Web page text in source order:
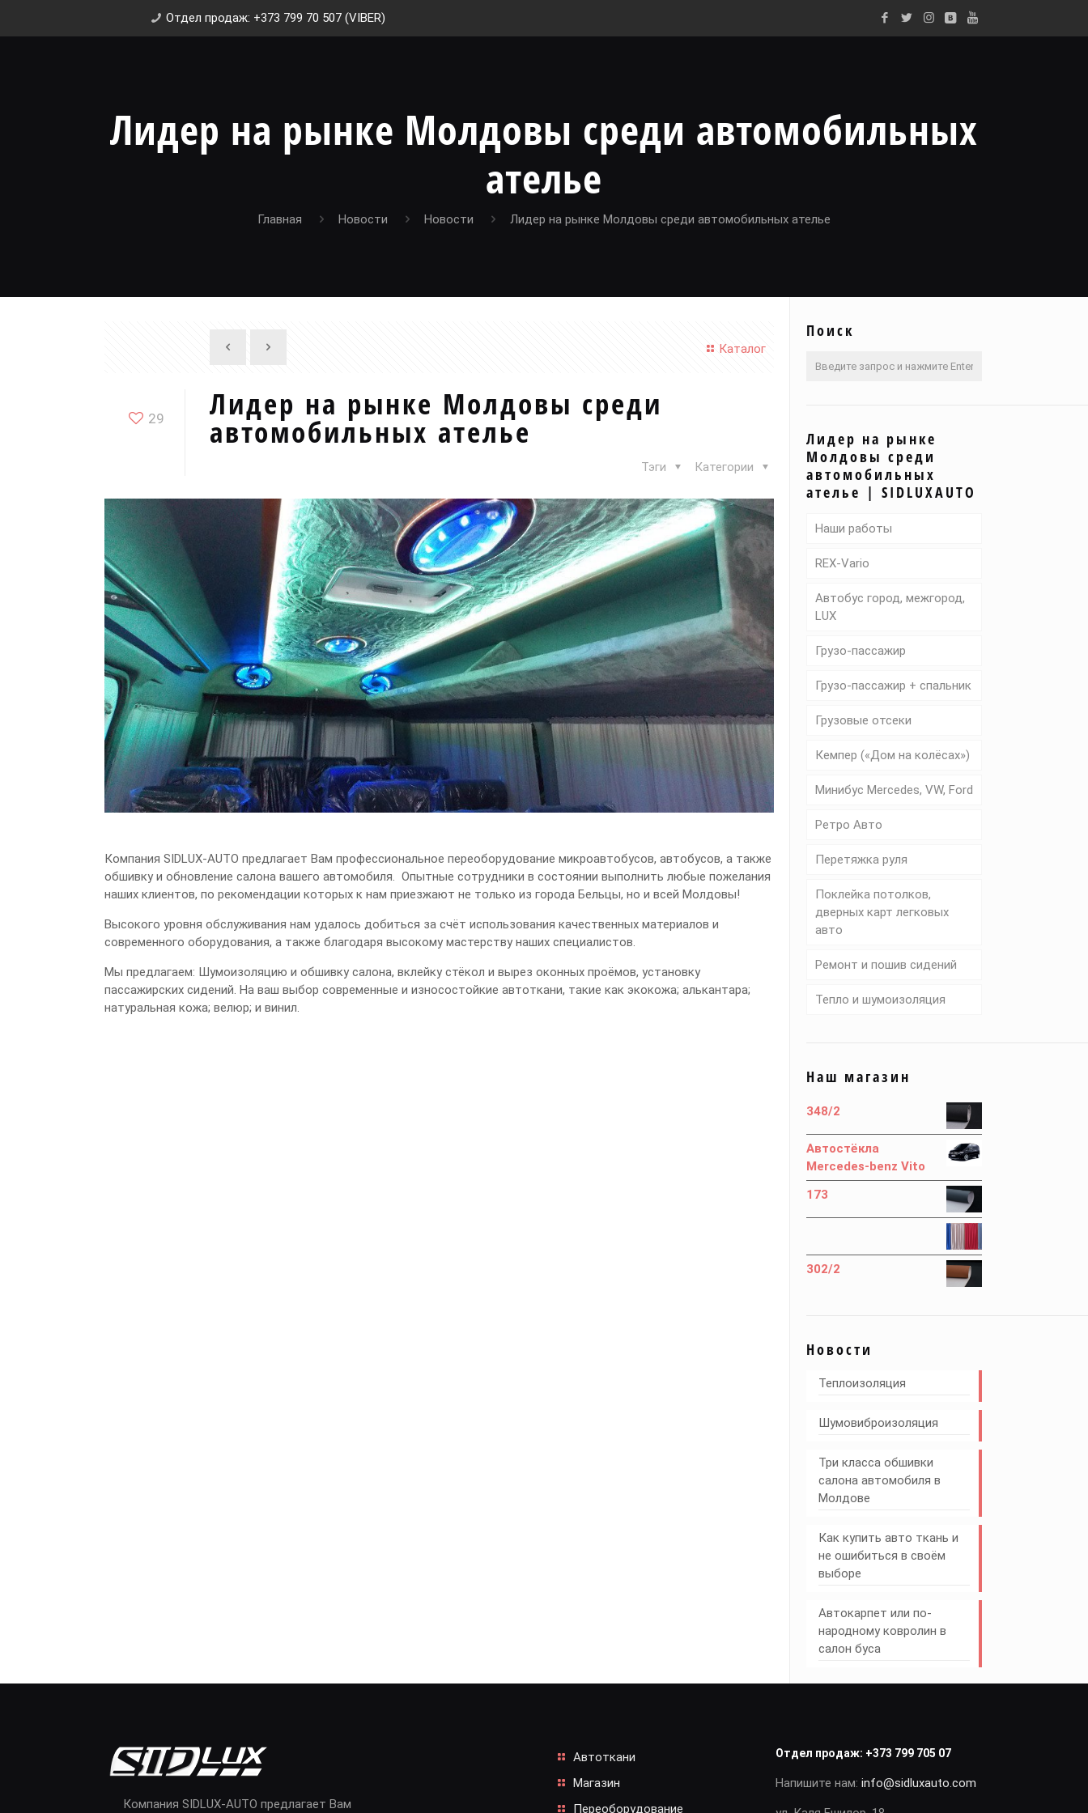
Отдел продаж: +373 799 70 507 (VIBER)
Лидер на рынке Молдовы среди автомобильных
ателье
Главная Новости Новости Лидер на рынке Молдовы среди автомобильных ателье
Каталог
29 Лидер на рынке Молдовы среди
автомобильных ателье
Категории
Тэги
Компания SIDLUX-AUTO предлагает Вам профессиональное переоборудование микроавтобусов, автобусов, а также
обшивку и обновление салона вашего автомобиля. Опытные сотрудники в состоянии выполнить любые пожелания
наших клиентов, по рекомендации которых к нам приезжают не только из города Бельцы, но и всей Молдовы!
Высокого уровня обслуживания нам удалось добиться за счёт использования качественных материалов и
современного оборудования, а также благодаря высокому мастерству наших специалистов.
Мы предлагаем: Шумоизоляцию и обшивку салона, вклейку стёкол и вырез оконных проёмов, установку
пассажирских сидений. На ваш выбор современные и износостойкие автоткани, такие как экокожа; алькантара;
натуральная кожа; велюр; и винил.
Поиск
Лидер на рынке
Молдовы среди
автомобильных
ателье | SIDLUXAUTO
Наши работы
REX-Vario
Автобус город, межгород,
LUX
Грузо-пассажир
Грузо-пассажир + спальник
Грузовые отсеки
Кемпер («Дом на колёсах»)
Минибус Mercedes, VW, Ford
Ретро Авто
Перетяжка руля
Поклейка потолков,
дверных карт легковых
авто
Ремонт и пошив сидений
Тепло и шумоизоляция
Наш магазин
348/2
Автостёкла
Mercedes-benz Vito
173
302/2
Новости
Теплоизоляция
Шумовиброизоляция
Три класса обшивки
салона автомобиля в
Молдове
Как купить авто ткань и
не ошибиться в своём
выборе
Автокарпет или по-
народному ковролин в
салон буса
Компания SIDLUX-AUTO предлагает Вам
Автоткани
Магазин
Переоборудование
Отдел продаж: +373 799 705 07
Напишите нам:info@sidluxauto.com